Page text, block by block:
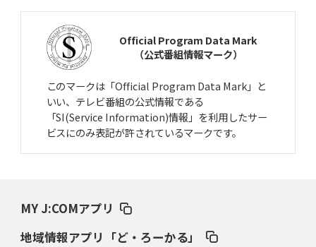
Official Program Data Mark
（公式番組情報マーク）
このマークは「Official Program Data Mark」と
いい、テレビ番組の公式情報である
「SI(Service Information)情報」を利用したサー
ビスにのみ表記が許されているマークです。
MY J:COMアプリ
地域情報アプリ「ど・ろーかる」